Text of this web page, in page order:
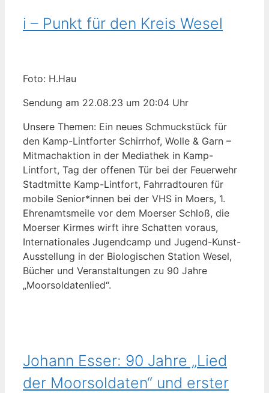
i – Punkt für den Kreis Wesel
Foto: H.Hau
Sendung am 22.08.23 um 20:04 Uhr
Unsere Themen: Ein neues Schmuckstück für
den Kamp-Lintforter Schirrhof, Wolle & Garn –
Mitmachaktion in der Mediathek in Kamp-
Lintfort, Tag der offenen Tür bei der Feuerwehr
Stadtmitte Kamp-Lintfort, Fahrradtouren für
mobile Senior*innen bei der VHS in Moers, 1.
Ehrenamtsmeile vor dem Moerser Schloß, die
Moerser Kirmes wirft ihre Schatten voraus,
Internationales Jugendcamp und Jugend-Kunst-
Ausstellung in der Biologischen Station Wesel,
Bücher und Veranstaltungen zu 90 Jahre
„Moorsoldatenlied“.
Johann Esser: 90 Jahre „Lied
der Moorsoldaten“ und erster